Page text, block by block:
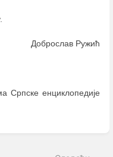
Доброслав Ружић
Српске енциклопедије